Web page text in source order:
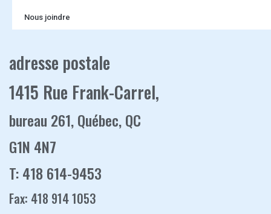
Nous joindre
adresse postale
1415 Rue Frank-Carrel,
bureau 261, Québec, QC
G1N 4N7
T: 418 614-9453
Fax: 418 914 1053